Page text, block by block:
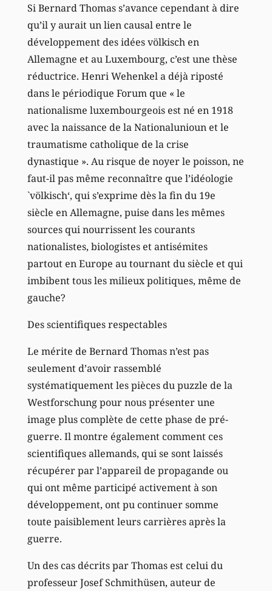
Si Bernard Thomas s’avance cependant à dire
qu’il y aurait un lien causal entre le
développement des idées völkisch en
Allemagne et au Luxembourg, c’est une thèse
réductrice. Henri Wehenkel a déjà riposté
dans le périodique Forum que « le
nationalisme luxembourgeois est né en 1918
avec la naissance de la Nationalunioun et le
traumatisme catholique de la crise
dynastique ». Au risque de noyer le poisson, ne
faut-il pas même reconnaître que l’idéologie
`völkisch‘, qui s’exprime dès la fin du 19e
siècle en Allemagne, puise dans les mêmes
sources qui nourrissent les courants
nationalistes, biologistes et antisémites
partout en Europe au tournant du siècle et qui
imbibent tous les milieux politiques, même de
gauche?
Des scientifiques respectables
Le mérite de Bernard Thomas n’est pas
seulement d’avoir rassemblé
systématiquement les pièces du puzzle de la
Westforschung pour nous présenter une
image plus complète de cette phase de pré-
guerre. Il montre également comment ces
scientifiques allemands, qui se sont laissés
récupérer par l’appareil de propagande ou
qui ont même participé activement à son
développement, ont pu continuer somme
toute paisiblement leurs carrières après la
guerre.
Un des cas décrits par Thomas est celui du
professeur Josef Schmithüsen, auteur de